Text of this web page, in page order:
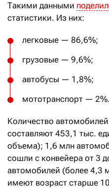
Такими данными
статистики. Из них:
легковые — 86,6%;
грузовые — 9,6%;
автобусы — 1,8%;
мототранспорт — 2%.
Количество
составляют 453,1 тыс.
объема); 1,6 млн
сошли с конвейера от 3
автомобилей (более 4,3
имеют возраст старше